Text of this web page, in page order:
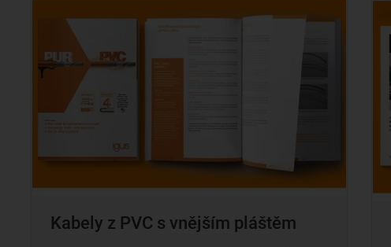
Kabely z PVC s vnějším pláštěm